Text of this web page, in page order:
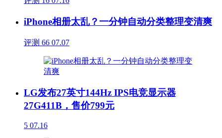
iPhone相册太乱？一分钟自动分类整理变清爽
评测 66 07.07
LG发布27英寸144Hz IPS电竞显示器
27G411B，售价799元
5 07.16